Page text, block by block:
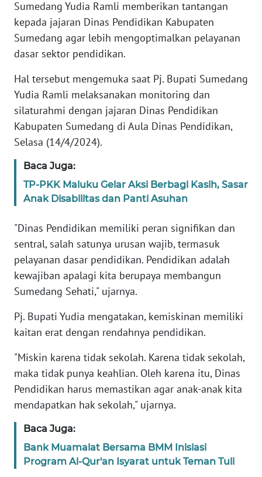
Sumedang Yudia Ramli memberikan tantangan
kepada jajaran Dinas Pendidikan Kabupaten
Sumedang agar lebih mengoptimalkan pelayanan
dasar sektor pendidikan.
Hal tersebut mengemuka saat Pj. Bupati Sumedang
Yudia Ramli melaksanakan monitoring dan
silaturahmi dengan jajaran Dinas Pendidikan
Kabupaten Sumedang di Aula Dinas Pendidikan,
Selasa (14/4/2024).
Baca Juga:
TP-PKK Maluku Gelar Aksi Berbagi Kasih, Sasar
Anak Disabilitas dan Panti Asuhan
"Dinas Pendidikan memiliki peran signifikan dan
sentral, salah satunya urusan wajib, termasuk
pelayanan dasar pendidikan. Pendidikan adalah
kewajiban apalagi kita berupaya membangun
Sumedang Sehati," ujarnya.
Pj. Bupati Yudia mengatakan, kemiskinan memiliki
kaitan erat dengan rendahnya pendidikan.
"Miskin karena tidak sekolah. Karena tidak sekolah,
maka tidak punya keahlian. Oleh karena itu, Dinas
Pendidikan harus memastikan agar anak-anak kita
mendapatkan hak sekolah," ujarnya.
Baca Juga:
Bank Muamalat Bersama BMM Inisiasi
Program Al-Qur'an Isyarat untuk Teman Tuli
Informasi
INDEKS
BERITA
KONTAK
KAMI
INFO
IKLAN
TENTANG
KAMI
PEDOMAN
SIBER
REDAKSI
KARIR
DISCLAIMER
Wahana
News
Regional
WN
WN
JAKARTA